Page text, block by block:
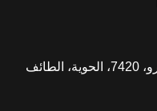
TASB4330، 4330 خارجه ابن عمرو، 7420، الحوية، الطائف